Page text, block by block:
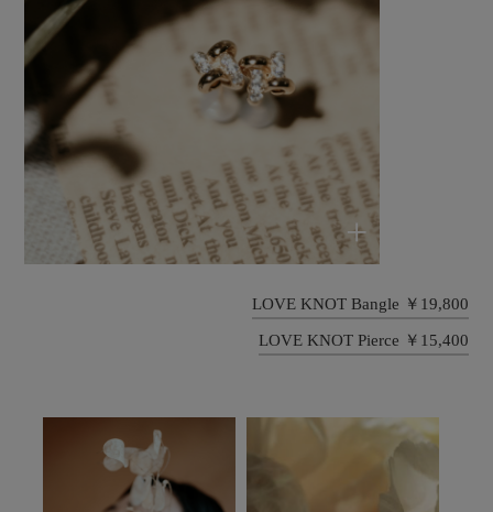
+
LOVE KNOT Bangle ￥19,800
LOVE KNOT Pierce ￥15,400